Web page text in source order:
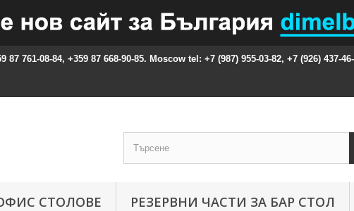
87 761-08-84, +359 87 668-90-85. Moscow tel: +7 (987) 955-03-82, +7 (926) 437-
СТОЛОВЕ РЕЗЕРВНИ ЧАСТИ ЗА БАР СТОЛ